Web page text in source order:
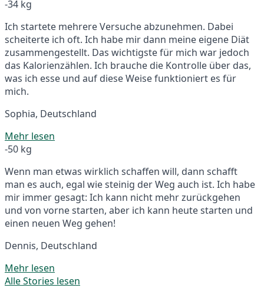
-34 kg
Ich startete mehrere Versuche abzunehmen. Dabei
scheiterte ich oft. Ich habe mir dann meine eigene Diät
zusammengestellt. Das wichtigste für mich war jedoch
das Kalorienzählen. Ich brauche die Kontrolle über das,
was ich esse und auf diese Weise funktioniert es für
mich.
Sophia, Deutschland
Mehr lesen
-50 kg
Wenn man etwas wirklich schaffen will, dann schafft
man es auch, egal wie steinig der Weg auch ist. Ich habe
mir immer gesagt: Ich kann nicht mehr zurückgehen
und von vorne starten, aber ich kann heute starten und
einen neuen Weg gehen!
Dennis, Deutschland
Mehr lesen
Alle Stories lesen